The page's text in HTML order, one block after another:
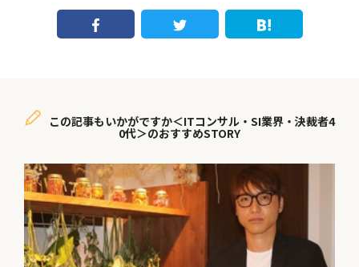
この記事もいかがですか＜ITコンサル・SI業界・決裁者4
0代＞のおすすめSTORY